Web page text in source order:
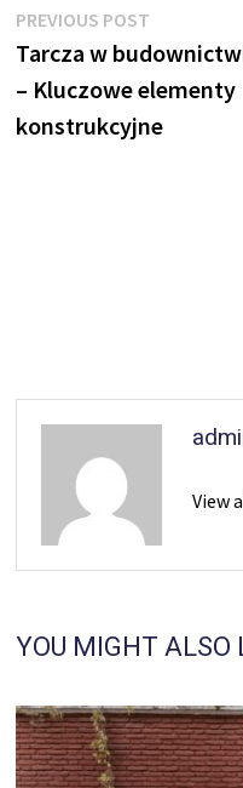
Nawigacja
wpisu
PREVIOUS POST
post:
Tarcza w
– Kluczowe elementy
konstrukcyjne
View
YOU MIGHT ALSO